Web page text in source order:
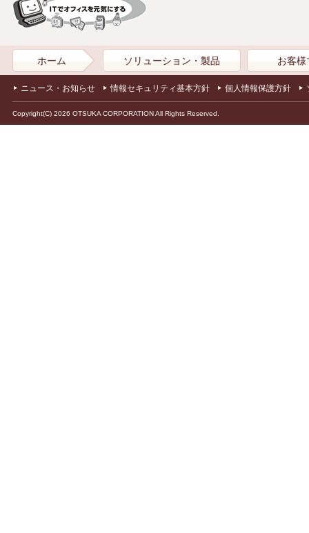
ホーム ソリューション・製品 お客様
ニュース・お知らせ 情報セキュリティ基本方針 個人情報保護方針
Copyright(C) 2026 OTSUKA CORPORATION All Rights Reserved.